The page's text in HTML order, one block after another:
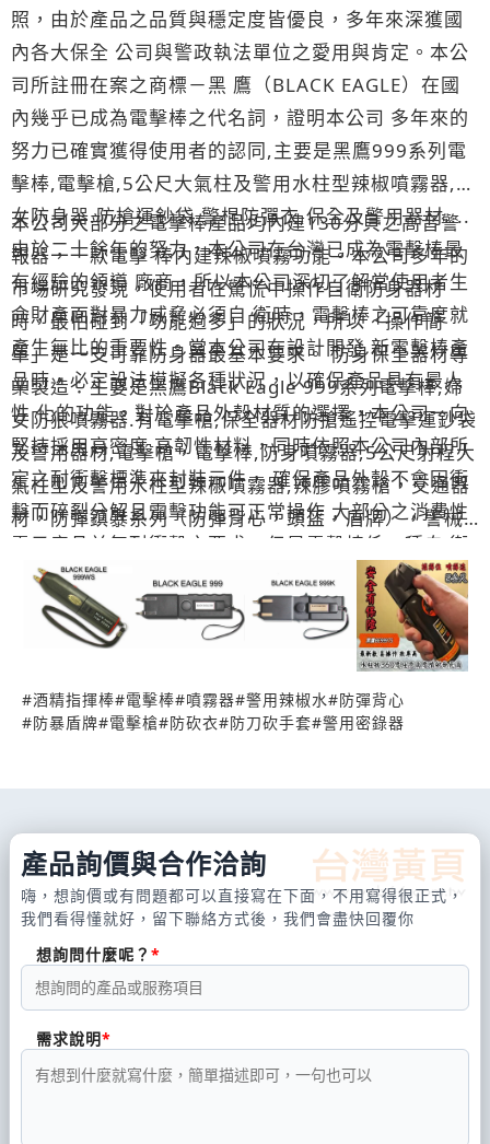
照，由於產品之品質與穩定度皆優良，多年來深獲國
內各大保全 公司與警政執法單位之愛用與肯定。本公
司所註冊在案之商標－黑 鷹（BLACK EAGLE）在國
內幾乎已成為電擊棒之代名詞，證明本公司 多年來的
努力已確實獲得使用者的認同,主要是黑鷹999系列電
擊棒,電擊槍,5公尺大氣柱及警用水柱型辣椒噴霧器,婦
女防身器.防搶運鈔袋,警棍防彈衣,保全及警用器材....
由於二十餘年的努力，本公司在台灣已成為電擊棒最
有經驗的領導 廠商，所以本公司深切了解當使用者生
命財產面對暴力威脅必須自 衛時，電擊棒之可靠度就
產生無比的重要性。當本公司在設計開發 新電擊棒產
品時，必定設法模擬各種狀況，以確保產品具有最人
性 化的功能。對於產品外殼材質的選擇，本公司一向
堅持採用高密度 高韌性材料，同時依照本公司內部所
定之耐衝擊標準來封裝元件， 確保產品外殼不會因衝
擊而碎裂分解且電擊功能可正常操作 大部分之消費性
電子產品並無耐衝擊之要求，但是電擊棒係一種自 衛
防身器材，使用者極可能是在驚慌失措之狀況下操作
它。如果當 使用者面對暴力威脅而最需要電擊棒來自
我防衛時，電擊棒卻在驚 慌中摔落地面後支離破碎失
本公司大部分之電擊棒產品均內建130分貝之高音警
報器，一款電擊 棒內建辣椒噴霧功能。本公司多年的
市場研究發現，使用者在驚慌中操作自衛防身器材
時，最怕碰到「功能過多」的狀況，所以「操作簡
單」是一支可靠防身器最基本要求。 防身保全器材專
業製造：主要是黑鷹Black Eagle 999系列電擊棒,婦
女防狼噴霧器.有電擊槍,保全器材防搶遙控電擊運鈔袋
及警用器材,電擊槍，電擊棒,防身噴霧器,5公尺射程大
氣柱型及警用水柱型辣椒噴霧器,辣膠噴霧槍，交通器
材，防彈鎮暴系列（防彈背心，頭盔，盾牌），警械
用酒測指揮棒 【與我們聯絡】 臺旗企業有限公司(專
業電擊棒防身器材製造設計) 臺北市內湖區新明路95
巷9號(近成功橋) ,諮詢電話:0939-172888,0979-
email: taichi.roc@gmail.com
#酒精指揮棒#電擊棒#噴霧器#警用辣椒水#防彈背心
#防暴盾牌#電擊槍#防砍衣#防刀砍手套#警用密錄器
產品詢價與合作洽詢
嗨，想詢價或有問題都可以直接寫在下面，不用寫得很正式，
我們看得懂就好，留下聯絡方式後，我們會盡快回覆你
想詢問什麼呢？
需求說明